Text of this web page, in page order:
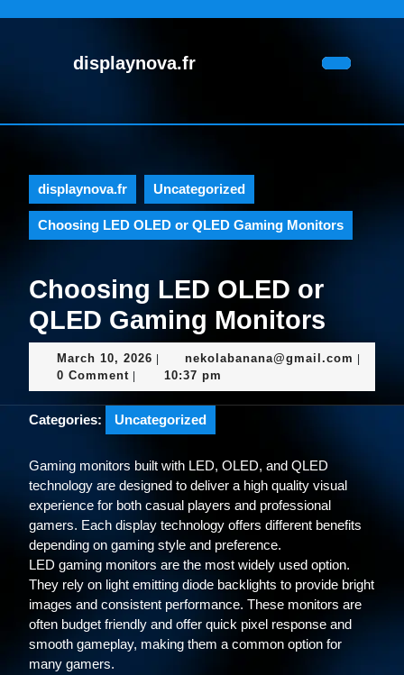
displaynova.fr
displaynova.fr Uncategorized
Choosing LED OLED or QLED Gaming Monitors
Choosing LED OLED or
QLED Gaming Monitors
March 10, 2026 March
10,
2026
nekolabanana@gmail.com
0 Comment 10:37 pm
Categories: Uncategorized
Gaming monitors built with LED, OLED, and QLED
technology are designed to deliver a high quality visual
experience for both casual players and professional
gamers. Each display technology offers different benefits
depending on gaming style and preference.
LED gaming monitors are the most widely used option.
They rely on light emitting diode backlights to provide bright
images and consistent performance. These monitors are
often budget friendly and offer quick pixel response and
smooth gameplay, making them a common option for
many gamers.